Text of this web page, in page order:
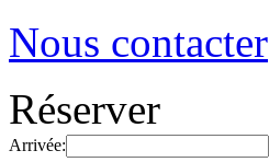
Nous contacter
Réserver
Arrivée: